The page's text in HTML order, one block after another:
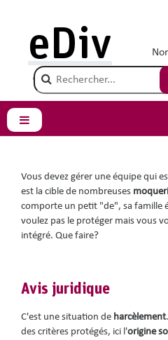
Champ de recherche
eDiv
Panneau latéral
Vous êtes ici :
Rejeté
famille est
Vous devez gérer une équipe qui
est la cible de nombreuses
comporte un petit "de", sa famille
voulez pas le protéger mais vous
intégré. Que faire?
Avis juridique
C'est une situation de harcèlement
des critères protégés, ici l'origine